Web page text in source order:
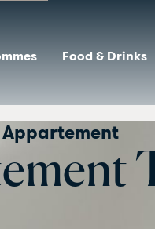
Food & Drinks
Appartement